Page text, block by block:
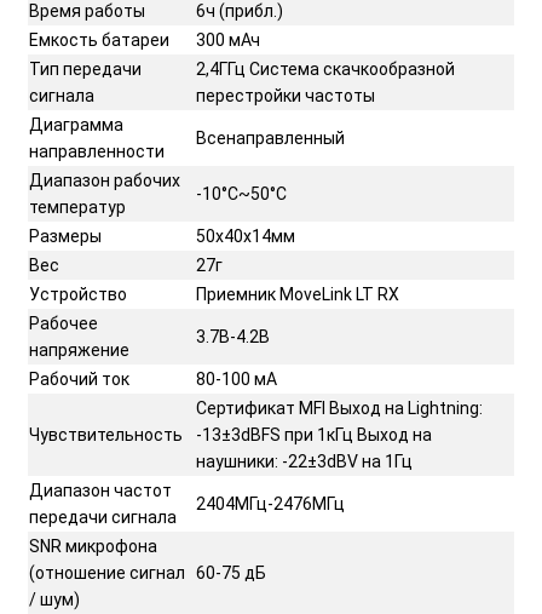
Время работы
6ч (прибл.)
Емкость батареи
300 мАч
Тип передачи
сигнала
2,4ГГц Система скачкообразной
перестройки частоты
Диаграмма
направленности
Всенаправленный
Диапазон рабочих
температур
-10°C~50°C
Размеры
50х40х14мм
Вес
27г
Устройство
Приемник MoveLink LT RX
Рабочее
напряжение
3.7В-4.2В
Рабочий ток 80-100 мА
Чувствительность
Сертификат MFI Выход на Lightning:
-13±3dBFS при 1кГц Выход на
наушники: -22±3dBV на 1Гц
Диапазон частот
передачи сигнала
2404МГц-2476МГц
SNR микрофона
(отношение сигнал
/ шум)
60-75 дБ